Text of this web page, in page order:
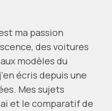
ma passion
des voitures
modèles du
écris depuis une
Mes sujets
et le comparatif de